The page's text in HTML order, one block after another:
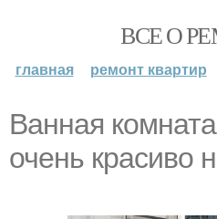
ВСЕ О
главная ремонт квартир
Ванная
очень красиво